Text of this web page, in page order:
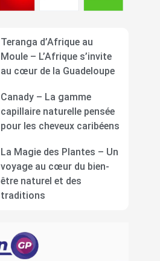
Teranga d’Afrique au
Moule – L’Afrique s’invite
au cœur de la Guadeloupe
Canady – La gamme
capillaire naturelle pensée
pour les cheveux caribéens
La Magie des Plantes – Un
voyage au cœur du bien-
être naturel et des
traditions